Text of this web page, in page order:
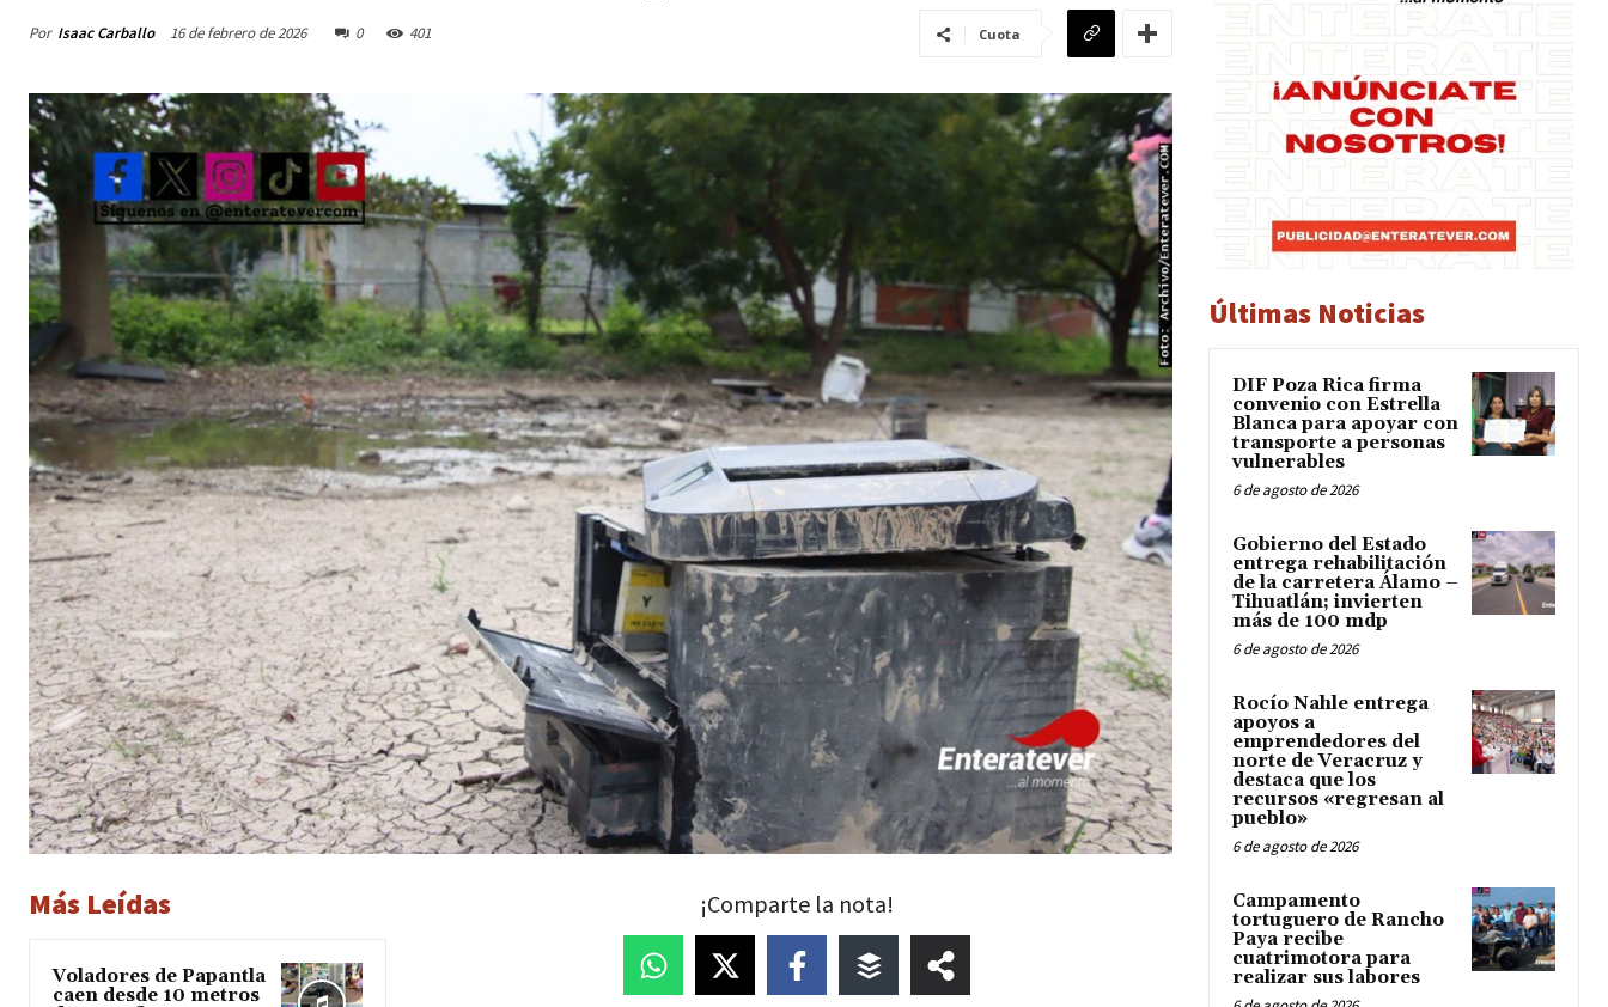
Por Isaac Carballo 16 de febrero de 2026 0 401 Cuota
Más Leídas
Voladores de Papantla
caen desde 10 metros
¡Comparte la nota!
Últimas Noticias
DIF Poza Rica firma
convenio con Estrella
Blanca para apoyar con
transporte a personas
vulnerables
6 de agosto de 2026
Gobierno del Estado
entrega rehabilitación
de la carretera Álamo –
Tihuatlán; invierten
más de 100 mdp
6 de agosto de 2026
Rocío Nahle entrega
apoyos a
emprendedores del
norte de Veracruz y
destaca que los
recursos «regresan al
pueblo»
6 de agosto de 2026
Campamento
tortuguero de Rancho
Paya recibe
cuatrimotora para
realizar sus labores